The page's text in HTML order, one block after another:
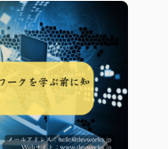
えると、共通ルー
品質を維持するこ
システム開発でフ
は、単に開発を楽に
や品質を支える土台
ためです。